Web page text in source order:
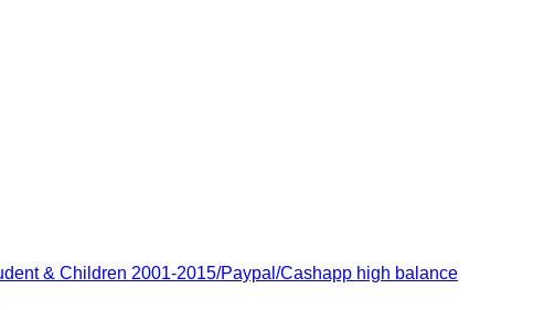
& Сhildren 2001-2015/Paypal/Cashapp high balance